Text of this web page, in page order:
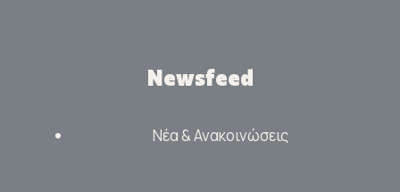
Newsfeed
Νέα & Ανακοινώσεις